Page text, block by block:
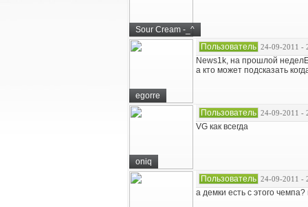
Sour Cream -_^
egorre
Пользователь 24-09-2011 -
News1k, на прошлой
а кто может подсказать
oniq
Пользователь 24-09-2011 -
VG как всегда
Пользователь 24-09-2011 -
а демки есть с этого